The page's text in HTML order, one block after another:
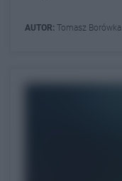
AUTOR: Tomasz Borówka